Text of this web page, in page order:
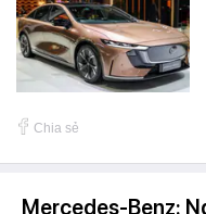
Chia sẻ
Mercedes-Benz: